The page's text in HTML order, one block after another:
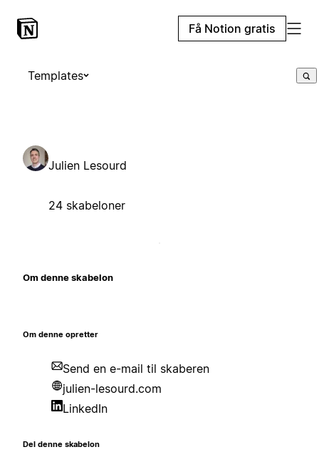
Få Notion gratis
Templates
Julien Lesourd
24 skabeloner
Om denne skabelon
Om denne opretter
Send en e-mail til skaberen
julien-lesourd.com
LinkedIn
Del denne skabelon